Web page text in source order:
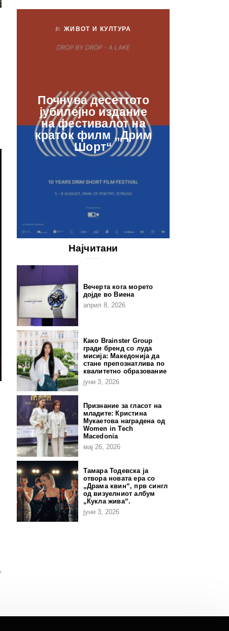
In ЖИВОТ И КУЛТУРА
Почнува десеттото
јубилејно издание
на фестивалот на
краток филм „Дрим
Шорт“
Најчитани
Вечерта кога морето
дојде во Виена
април 8, 2026
Како Brainster Group
гради бренд со луда
мисија: Македонија да
стане препознатлива по
квалитетно образование
јуни 3, 2026
Признание за гласот на
младите: Кристина
Мукаетова наградена од
Women in Tech
Macedonia
мај 26, 2026
Тамара Тодевска ја
отвора новата ера со
„Драма квин“, прв сингл
од визуелниот албум
„Кукла жива“.
јуни 3, 2026